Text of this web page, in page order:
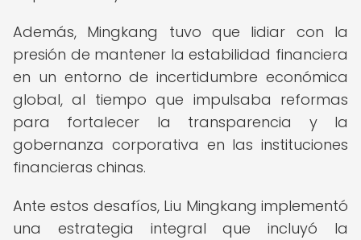
Además, Mingkang tuvo que lidiar con la
presión de mantener la estabilidad financiera
en un entorno de incertidumbre económica
global, al tiempo que impulsaba reformas
para fortalecer la transparencia y la
gobernanza corporativa en las instituciones
financieras chinas.
Ante estos desafíos, Liu Mingkang implementó
una estrategia integral que incluyó la